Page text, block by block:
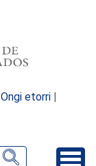
Ongi etorri |